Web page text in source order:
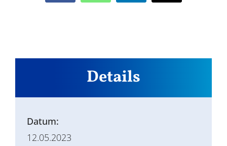
Details
Datum:
12.05.2023